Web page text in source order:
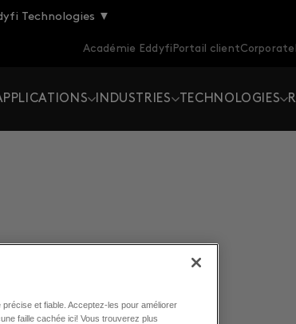
Technologies ▼
Académie Eddyfi Portail clientCorporate
INDUSTRIES TECHNOLOGIES
et fiable. Acceptez-les pour améliorer
faille cachée ici! Vous trouverez plus